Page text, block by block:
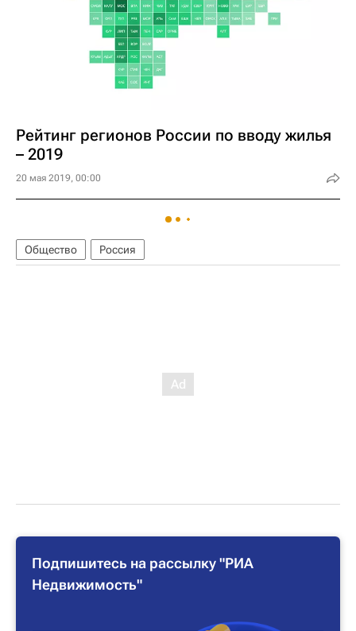
Рейтинг регионов России по вводу жилья
– 2019
20 мая 2019, 00:00
Общество Россия
Подпишитесь на рассылку "РИА
Недвижимость"